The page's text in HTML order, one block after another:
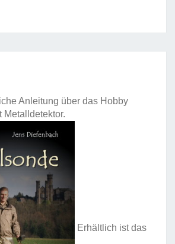
Anleitung über das Hobby
Metalldetektor.
Erhältlich ist das